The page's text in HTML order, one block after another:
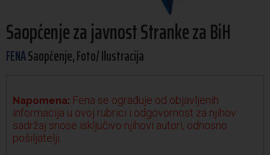
Saopćenje za javnost Stranke za BiH
FENASaopćenje, Foto/ Ilustracija
Napomena: Fena se ograđuje od objavljenih
informacija u ovoj rubrici i odgovornost za njihov
sadržaj snose isključivo njihovi autori, odnosno
pošiljatelji.